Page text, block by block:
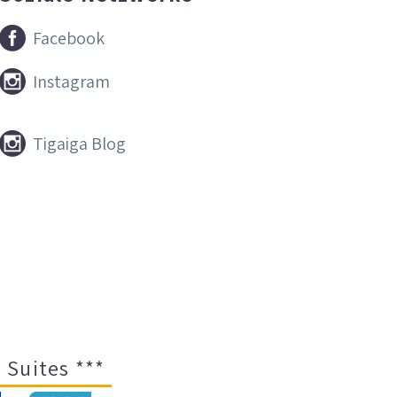

 Facebook

 Instagram

 Tigaiga Blog
Suites ***